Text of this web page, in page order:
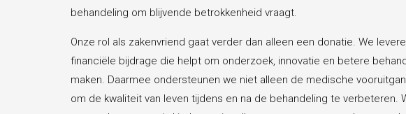
behandeling om blijvende betrokkenheid vraagt.
Onze rol als zakenvriend gaat verder dan alleen een donatie. We
financiële bijdrage die helpt om onderzoek, innovatie en betere
maken. Daarmee ondersteunen we niet alleen de medische
om de kwaliteit van leven tijdens en na de behandeling te verbeteren.